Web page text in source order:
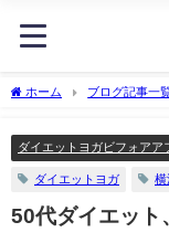
ホーム ブログ記事一
ダイエットヨガビフォアア
ダイエットヨガ 横
50代ダイエット